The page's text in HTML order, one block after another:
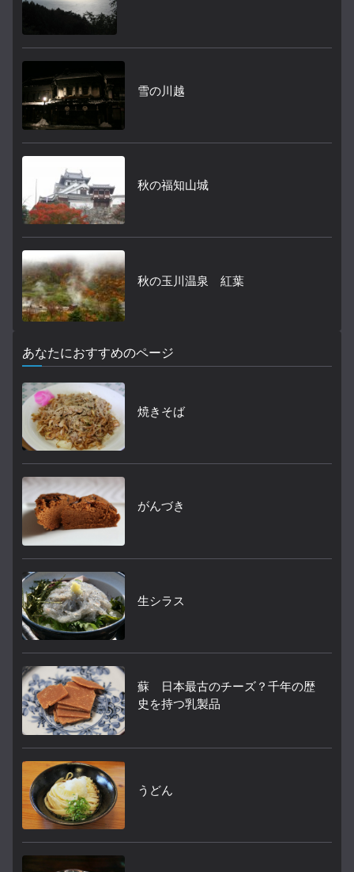
雪の川越
秋の福知山城
秋の玉川温泉 紅葉
あなたにおすすめのページ
焼きそば
がんづき
生シラス
蘇 日本最古のチーズ？千年の歴
史を持つ乳製品
うどん